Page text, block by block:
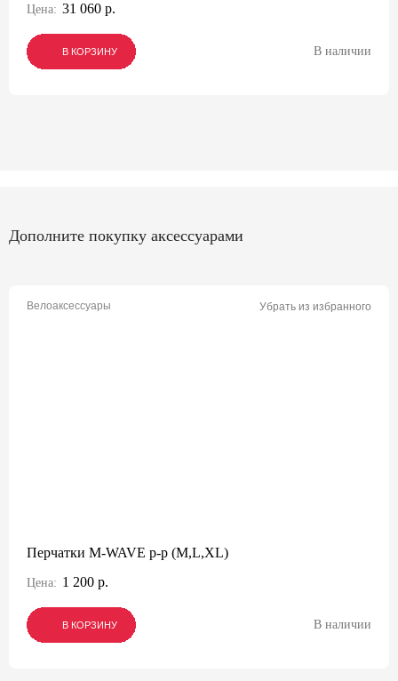
Цена: 31 060 р.
В КОРЗИНУ
В КОРЗИНУ
В КОРЗИНУ В наличии
Дополните покупку аксессуарами
Велоаксессуары Убрать из избранного
Перчатки M-WAVE p-p (M,L,XL)
Цена: 1 200 р.
В КОРЗИНУ
В КОРЗИНУ
В КОРЗИНУ В наличии